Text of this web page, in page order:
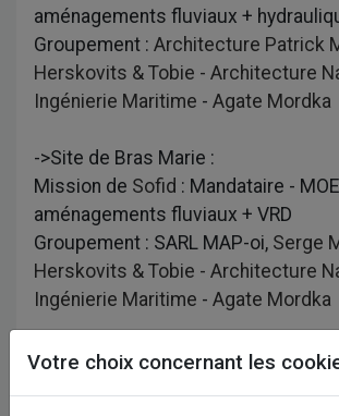
aménagements fluviaux +
Groupement : Architecture Patrick
Herskovits & Tobie - Architecture
Ingénierie Maritime - Agate Mordka
->Site de Bras Marie :
Mission de Sofid : Mandataire - MOE
aménagements fluviaux + VRD
Groupement : SARL MAP-oi, Serge
Herskovits & Tobie - Architecture
Ingénierie Maritime - Agate Mordka
Votre choix concernant les